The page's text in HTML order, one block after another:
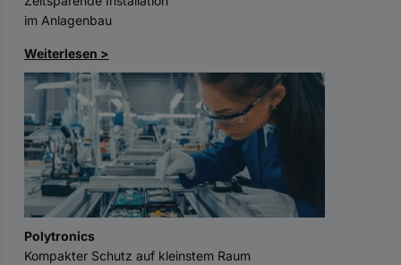
im Anlagenbau
Weiterlesen >
Polytronics
Kompakter Schutz auf kleinstem Raum